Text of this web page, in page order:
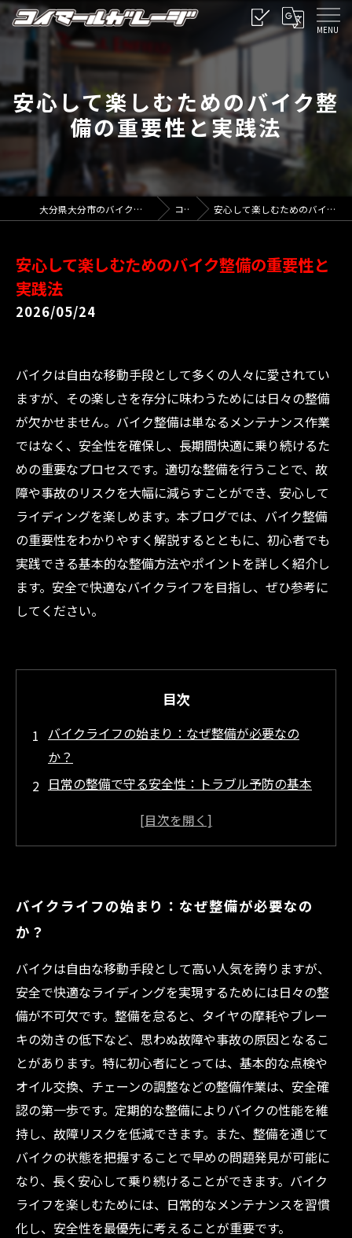
安心して楽しむためのバイク整
備の重要性と実践法
大分県大分市のバイクならコイマールガレージ コラム 安心して楽しむためのバイク整備の重要性と実践法
安心して楽しむためのバイク整備の重要性と
実践法
2026/05/24
バイクは自由な移動手段として多くの人々に愛されてい
ますが、その楽しさを存分に味わうためには日々の整備
が欠かせません。バイク整備は単なるメンテナンス作業
ではなく、安全性を確保し、長期間快適に乗り続けるた
めの重要なプロセスです。適切な整備を行うことで、故
障や事故のリスクを大幅に減らすことができ、安心して
ライディングを楽しめます。本ブログでは、バイク整備
の重要性をわかりやすく解説するとともに、初心者でも
実践できる基本的な整備方法やポイントを詳しく紹介し
ます。安全で快適なバイクライフを目指し、ぜひ参考に
してください。
目次
バイクライフの始まり：なぜ整備が必要なの
か？
日常の整備で守る安全性：トラブル予防の基本
初心者必見！簡単にできるバイク整備の実践方
体験
けるバイクライフ
バイク整備の重要ポイントまとめ：安全第一の
ために押さえたいこと
トラブル知らずのバイク生活へ！日々の整備で
快適ライディングを実現
バイクライフの始まり：なぜ整備が必要なの
か？
バイクは自由な移動手段として高い人気を誇りますが、
安全で快適なライディングを実現するためには日々の整
備が不可欠です。整備を怠ると、タイヤの摩耗やブレー
キの効きの低下など、思わぬ故障や事故の原因となるこ
とがあります。特に初心者にとっては、基本的な点検や
オイル交換、チェーンの調整などの整備作業は、安全確
認の第一歩です。定期的な整備によりバイクの性能を維
持し、故障リスクを低減できます。また、整備を通じて
バイクの状態を把握することで早めの問題発見が可能に
なり、長く安心して乗り続けることができます。バイク
ライフを楽しむためには、日常的なメンテナンスを習慣
化し、安全性を最優先に考えることが重要です。